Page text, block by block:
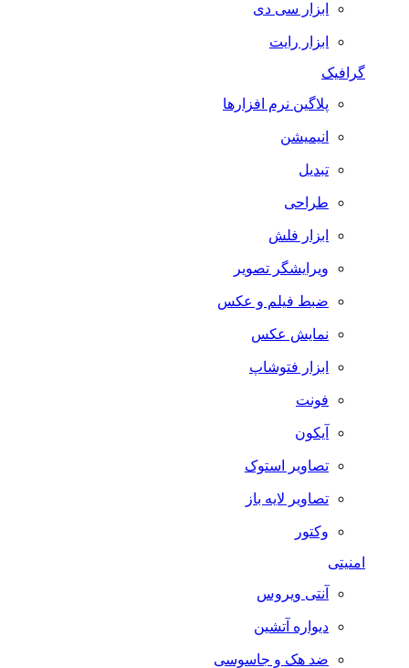
ابزار سی دی
ابزار رایت
گرافیک
پلاگین نرم افزارها
انیمیشن
تبدیل
طراحی
ابزار فلش
ویرایشگر تصویر
ضبط فيلم و عكس
نمایش عکس
ابزار فتوشاپ
فونت
آیکون
تصاویر استوک
تصاویر لایه باز
وکتور
امنیتی
آنتی ویروس
دیواره آتشین
ضد هک و جاسوسی